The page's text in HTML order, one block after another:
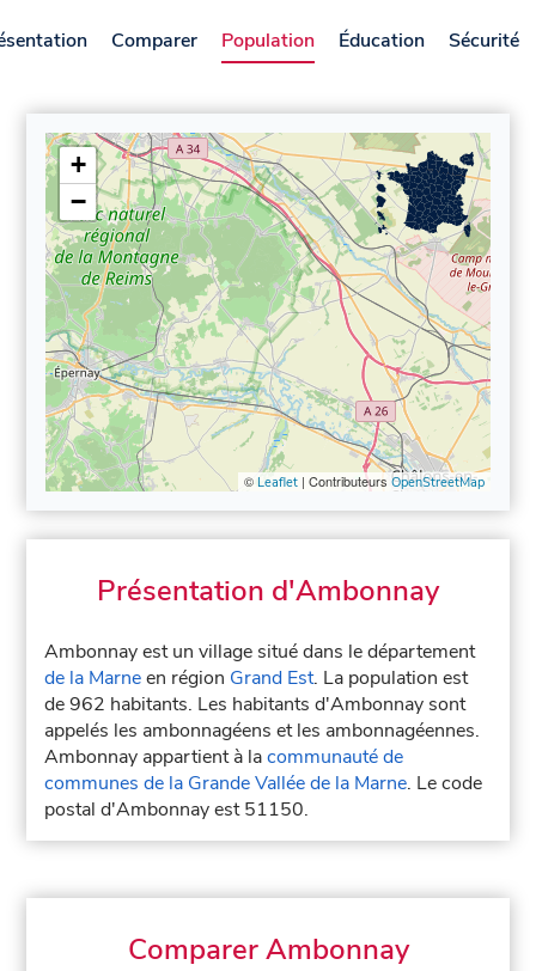
Comparer Population Éducation Sécurité
+
−
© Leaflet| Contributeurs OpenStreetMap
Présentation d'Ambonnay
Ambonnay est un village situé dans le département
de la Marneen région Grand Est. La population est
de 962 habitants. Les habitants d'Ambonnay sont
appelés les ambonnagéens et les ambonnagéennes.
Ambonnay appartient à lacommunauté de
communes de la Grande Vallée de la Marne. Le code
postal d'Ambonnay est 51150.
Comparer Ambonnay